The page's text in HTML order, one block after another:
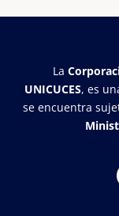
La
UNICUCES, es
se encuentra